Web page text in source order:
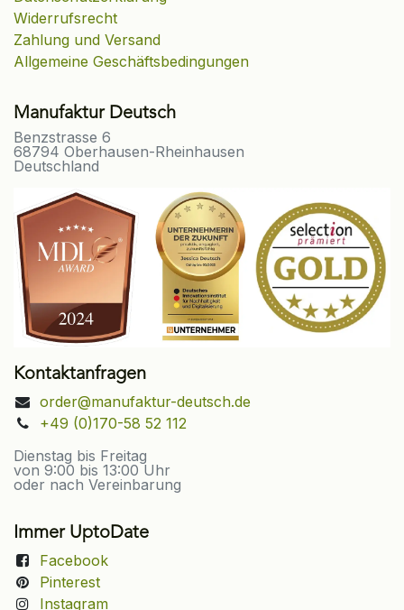
Widerrufsrecht
Zahlung und Versand
Allgemeine Geschäftsbedingungen
Manufaktur Deutsch
Benzstrasse 6
68794 Oberhausen-Rheinhausen
Deutschland
Kontaktanfragen
order@manufaktur-deutsch.de
+49 (0)170-58 52 112
Dienstag bis Freitag
von 9:00 bis 13:00 Uhr
oder nach Vereinbarung
Immer UptoDate
Facebook
Pinterest
Instagram